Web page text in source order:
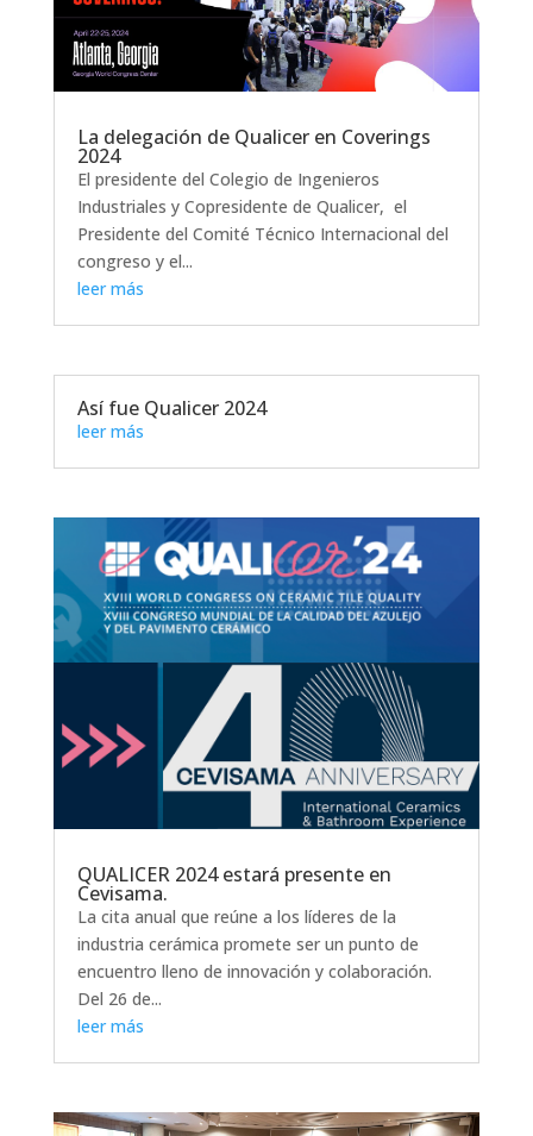
La delegación de Qualicer en Coverings
2024
El presidente del Colegio de Ingenieros
Industriales y Copresidente de Qualicer, el
Presidente del Comité Técnico Internacional del
congreso y el...
leer más
Así fue Qualicer 2024
leer más
QUALICER 2024 estará presente en
Cevisama.
La cita anual que reúne a los líderes de la
industria cerámica promete ser un punto de
encuentro lleno de innovación y colaboración.
Del 26 de...
leer más